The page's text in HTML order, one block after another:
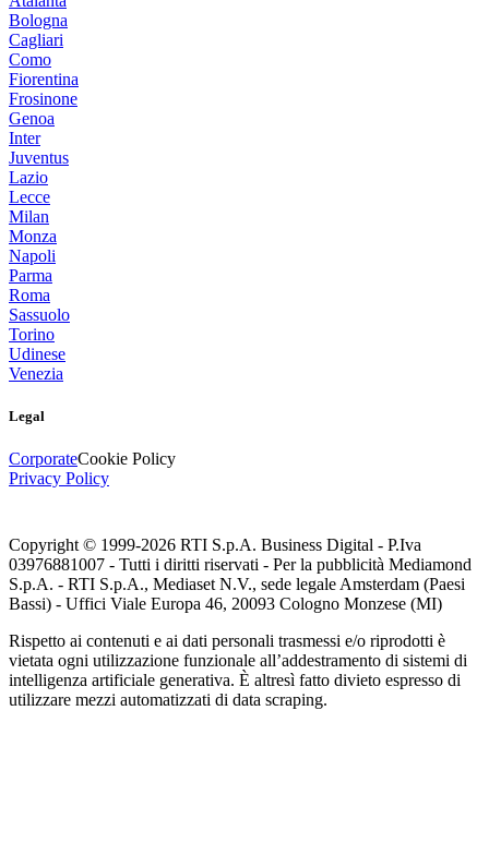
Bologna
Cagliari
Como
Fiorentina
Frosinone
Genoa
Inter
Juventus
Lazio
Lecce
Milan
Monza
Napoli
Parma
Roma
Sassuolo
Torino
Udinese
Venezia
Legal
CorporateCookie Policy
Privacy Policy
Copyright © 1999-2026 RTI S.p.A. Business Digital - P.Iva
03976881007 - Tutti i diritti riservati - Per la pubblicità Mediamond
S.p.A. - RTI S.p.A., Mediaset N.V., sede legale Amsterdam (Paesi
Bassi) - Uffici Viale Europa 46, 20093 Cologno Monzese (MI)
Rispetto ai contenuti e ai dati personali trasmessi e/o riprodotti è
vietata ogni utilizzazione funzionale all’addestramento di sistemi di
intelligenza artificiale generativa. È altresì fatto divieto espresso di
utilizzare mezzi automatizzati di data scraping.